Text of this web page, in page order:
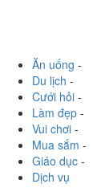
lắm luôn)
Ăn uống -
Du lịch-
Cưới hỏi-
Làm đẹp